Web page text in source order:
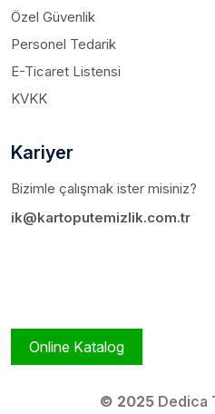
Özel Güvenlik
Personel Tedarik
E-Ticaret Listensi
KVKK
Kariyer
Bizimle çalışmak ister misiniz?
ik@kartoputemizlik.com.tr
Online Katalog
© 2025 Dedica